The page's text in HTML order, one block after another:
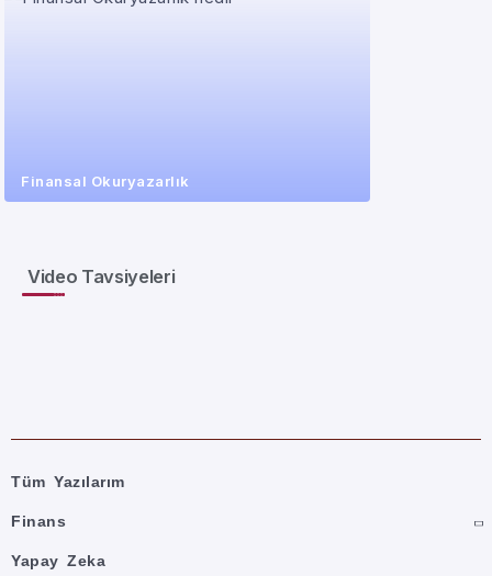
Finansal Okuryazarlık
Video Tavsiyeleri
Tüm Yazılarım
Finans
Yapay Zeka